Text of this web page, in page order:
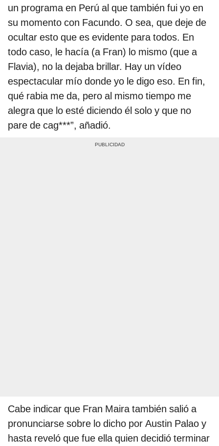
un programa en Perú al que también fui yo en
su momento con Facundo. O sea, que deje de
ocultar esto que es evidente para todos. En
todo caso, le hacía (a Fran) lo mismo (que a
Flavia), no la dejaba brillar. Hay un vídeo
espectacular mío donde yo le digo eso. En fin,
qué rabia me da, pero al mismo tiempo me
alegra que lo esté diciendo él solo y que no
pare de cag***”, añadió.
Cabe indicar que Fran Maira también salió a
pronunciarse sobre lo dicho por Austin Palao y
hasta reveló que fue ella quien decidió terminar